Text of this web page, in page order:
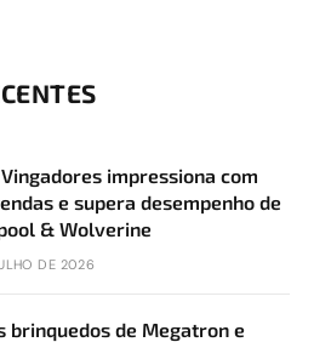
impressiona com
e supera desempenho de
& Wolverine
DE 2026
brinquedos de Megatron e